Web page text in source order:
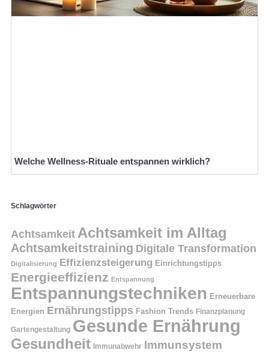
Welche Wellness-Rituale entspannen wirklich?
Schlagwörter
Achtsamkeit Achtsamkeit im Alltag
Achtsamkeitstraining Digitale Transformation
Digitalisierung Effizienzsteigerung Einrichtungstipps
Energieeffizienz Entspannung
Entspannungstechniken Erneuerbare
Energien Ernährungstipps Fashion Trends Finanzplanung
Gartengestaltung Gesunde Ernährung
Gesundheit Immunabwehr Immunsystem